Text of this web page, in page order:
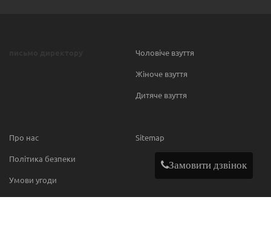
Чоловіче взуття
Жіноче взуття
Дитяче взуття
Про нас
Політика безпеки
Умови угоди
Sitemap
Замовити дзвінок